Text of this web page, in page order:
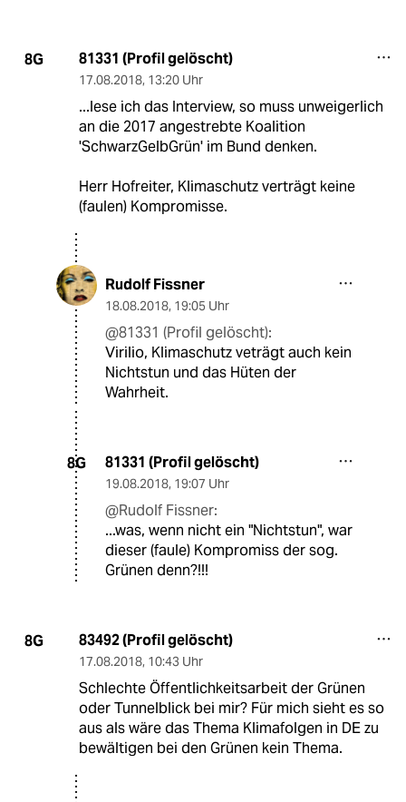
8G 81331 (Profil gelöscht)
17.08.2018, 13:20 Uhr
...lese ich das Interview, so muss unweigerlich
an die 2017 angestrebte Koalition
'SchwarzGelbGrün' im Bund denken.
Herr Hofreiter, Klimaschutz verträgt keine
(faulen) Kompromisse.
Rudolf Fissner
18.08.2018, 19:05 Uhr
@81331 (Profil gelöscht):
Virilio, Klimaschutz veträgt auch kein
Nichtstun und das Hüten der
Wahrheit.
8G 81331 (Profil gelöscht)
19.08.2018, 19:07 Uhr
@Rudolf Fissner:
...was, wenn nicht ein "Nichtstun", war
dieser (faule) Kompromiss der sog.
Grünen denn?!!!
8G 83492 (Profil gelöscht)
17.08.2018, 10:43 Uhr
Schlechte Öffentlichkeitsarbeit der Grünen
oder Tunnelblick bei mir? Für mich sieht es so
aus als wäre das Thema Klimafolgen in DE zu
bewältigen bei den Grünen kein Thema.